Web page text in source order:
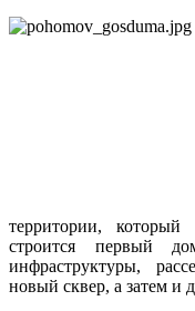
территории,
строится первый
инфраструктуры,
новый сквер, а затем и